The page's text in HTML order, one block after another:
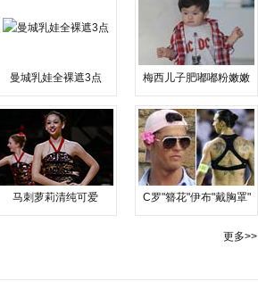
曼城乳娃全裸遮3点 梅西儿子肥嘟嘟粉嫩嫩
马刺萝莉清纯可爱 C罗"簪花"伊布"戴胸罩"
更多>>